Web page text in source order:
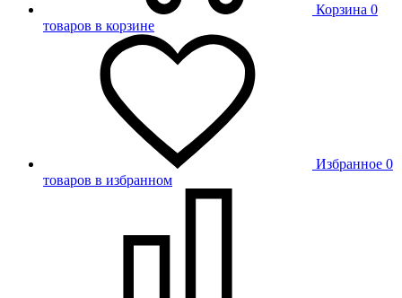
Корзина 0
товаров в корзине
Избранное 0
товаров в избранном